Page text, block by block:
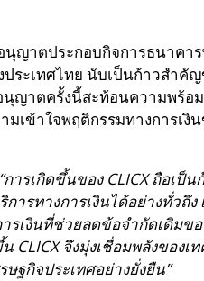
นุญาตประกอบกิจการธนาคา
ะเทศไทย นับเป็นก้าวสำคั
ญาตครั้งนี้สะท้อนความพร้อ
เข้าใจพฤติกรรมทางการเ
“การเกิดขึ้นของ CLICX ถือเป็
ารทางการเงินได้อย่างทั่วถึ
รเงินที่ช่วยลดข้อจำกัดเดิม
จึงมุ่งเชื่อมพลังของเ
ฐกิจประเทศอย่างยั่งยืน”